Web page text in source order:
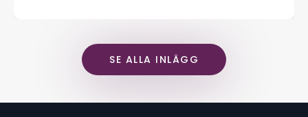
SE ALLA INLÄGG